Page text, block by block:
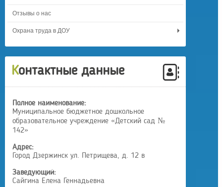
Отзывы о нас
Охрана труда в ДОУ
Контактные данные
Полное наименование:
Муниципальное бюджетное дошкольное
образовательное учреждение «Детский сад №
142»
Адрес:
Город Дзержинск ул. Петрищева, д. 12 в
Заведующий:
Сайгина Елена Геннадьевна